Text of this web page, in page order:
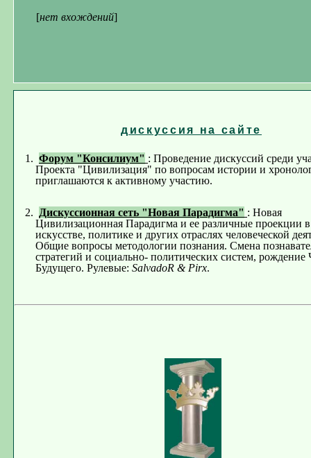
[нет вхождений]
дискуссия на сайте
1. Форум "Консилиум" : Проведение дискуссий среди
Проекта "Цивилизация" по вопросам истории и
приглашаются к активному участию.
2. Дискуссионная сеть "Новая Парадигма" : Новая
Цивилизационная Парадигма и ее различные проекции в
искусстве, политике и других отраслях человеческой
Общие вопросы методологии познания. Смена
стратегий и социально- политических систем, рождение
Будущего. Рулевые: SalvadoR & Pirx.